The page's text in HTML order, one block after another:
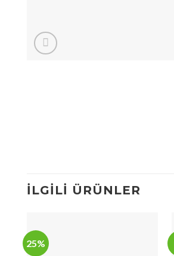
İLGILI ÜRÜNLER
25%